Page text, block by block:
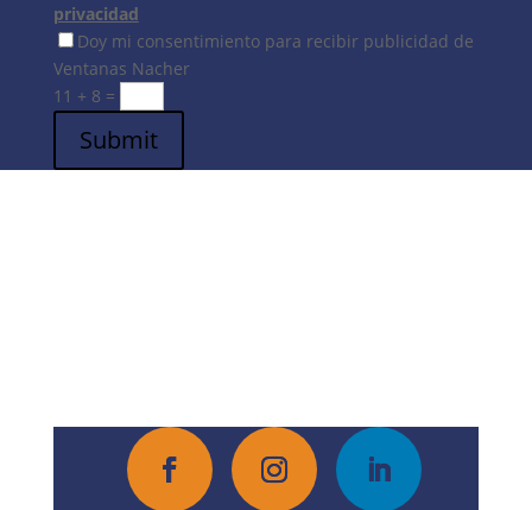
privacidad
Doy mi consentimiento para recibir publicidad de
Ventanas Nacher
11 + 8 =
Submit